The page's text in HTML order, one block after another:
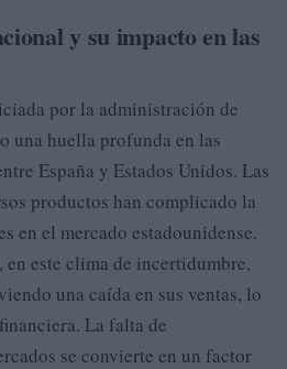
y su impacto en las
por la administración de
una huella profunda en las
España y Estados Unidos. Las
productos han complicado la
en el mercado estadounidense.
en este clima de incertidumbre,
una caída en sus ventas, lo
La falta de
se convierte en un factor